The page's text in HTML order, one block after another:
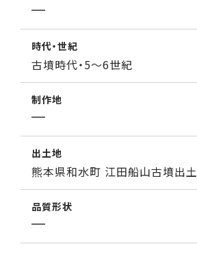
時代・世紀
古墳時代・5～6世紀
制作地
出土地
熊本県和水町 江田船山古墳出土
品質形状